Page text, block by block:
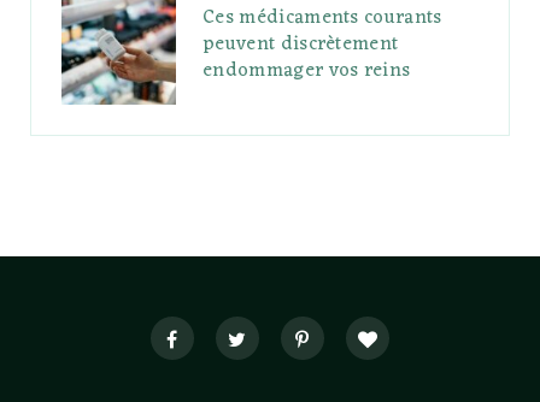
Ces médicaments courants
peuvent discrètement
endommager vos reins